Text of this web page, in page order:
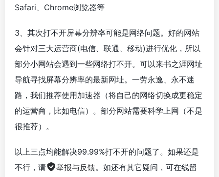
Safari、Chrome浏览器等
3、其次打不开屏幕分辨率可能是网络问题。好的网站
会针对三大运营商(电信、联通、移动)进行优化，所以
部分小网站会遇到一些网络打不开。可以来书之涯网址
导航寻找屏幕分辨率的最新网址。一劳永逸、永不迷
路，我们推荐使用加速器（将自己的网络切换成更稳定
的运营商，比如电信）。部分网站需要科学上网（不是
很推荐）。
以上三点均能解决99.99%打不开的问题了。如果还是
不行，请
举报与反馈。如还有其它疑问，可在线留